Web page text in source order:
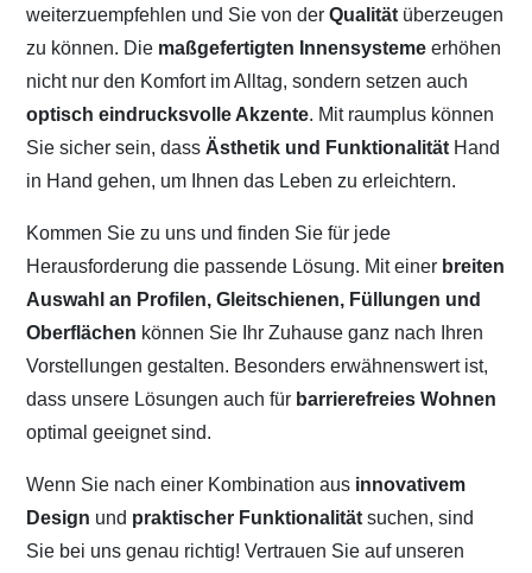
weiterzuempfehlen und Sie von derQualität überzeugen
zu können. Die maßgefertigten Innensystemeerhöhen
nicht nur den Komfort im Alltag, sondern setzen auch
optisch eindrucksvolle Akzente. Mit raumplus können
Sie sicher sein, dass Ästhetik und Funktionalität Hand
in Hand gehen, um Ihnen das Leben zu erleichtern.
Kommen Sie zu uns und finden Sie für jede
Herausforderung die passende Lösung. Mit einer breiten
Auswahl an Profilen, Gleitschienen, Füllungen und
Oberflächen können Sie Ihr Zuhause ganz nach Ihren
Vorstellungen gestalten. Besonders erwähnenswert ist,
dass unsere Lösungen auch für barrierefreies Wohnen
optimal geeignet sind.
Wenn Sie nach einer Kombination aus innovativem
Design und praktischer Funktionalitätsuchen, sind
Sie bei uns genau richtig! Vertrauen Sie auf unseren